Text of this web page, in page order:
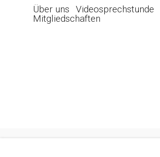
Über uns Videosprechstunde
Mitgliedschaften